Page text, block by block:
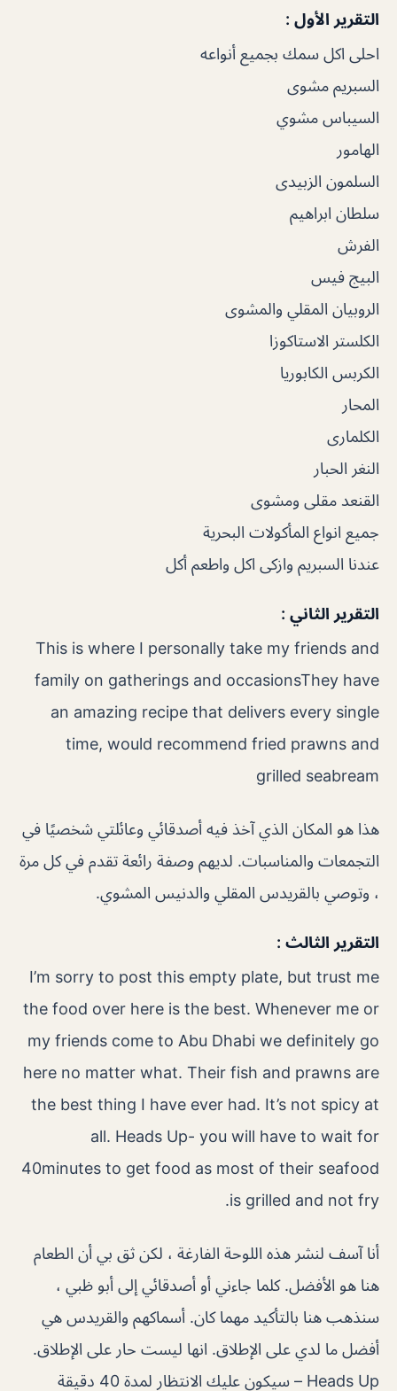
التقرير الأول :
احلى اكل سمك بجميع أنواعه
السبريم مشوى
السيباس مشوي
الهامور
السلمون الزبيدى
سلطان ابراهيم
الفرش
البيج فيس
الروبيان المقلي والمشوى
الكلستر الاستاكوزا
الكربس الكابوريا
المحار
الكلمارى
النغر الحبار
القنعد مقلى ومشوى
جميع انواع المأكولات البحرية
عندنا السبريم وازكى اكل واطعم أكل
التقرير الثاني :
This is where I personally take my friends and
family on gatherings and occasionsThey have
an amazing recipe that delivers every single
time, would recommend fried prawns and
grilled seabream
هذا هو المكان الذي آخذ فيه أصدقائي وعائلتي شخصيًا في
التجمعات والمناسبات. لديهم وصفة رائعة تقدم في كل مرة
، وتوصي بالقريدس المقلي والدنيس المشوي.
التقرير الثالث :
I’m sorry to post this empty plate, but trust me
the food over here is the best. Whenever me or
my friends come to Abu Dhabi we definitely go
here no matter what. Their fish and prawns are
the best thing I have ever had. It’s not spicy at
all. Heads Up- you will have to wait for
40minutes to get food as most of their seafood
is grilled and not fry.
أنا آسف لنشر هذه اللوحة الفارغة ، لكن ثق بي أن الطعام
هنا هو الأفضل. كلما جاءني أو أصدقائي إلى أبو ظبي ،
سنذهب هنا بالتأكيد مهما كان. أسماكهم والقريدس هي
أفضل ما لدي على الإطلاق. انها ليست حار على الإطلاق.
Heads Up – سيكون عليك الانتظار لمدة 40 دقيقة